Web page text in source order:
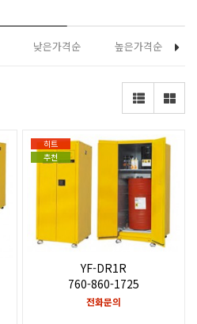
낮은가격순 높은가격순
히트
추천
YF-DR1R
760-860-1725
전화문의